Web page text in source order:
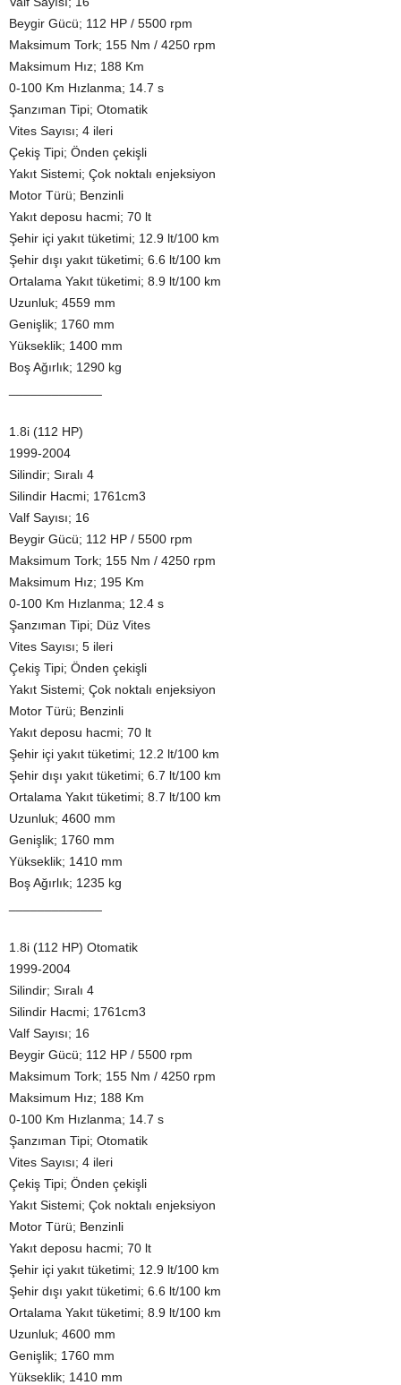
Beygir Gücü; 112 HP / 5500 rpm
Maksimum Tork; 155 Nm / 4250 rpm
Maksimum Hız; 188 Km
0-100 Km Hızlanma; 14.7 s
Şanzıman Tipi; Otomatik
Vites Sayısı; 4 ileri
Çekiş Tipi; Önden çekişli
Yakıt Sistemi; Çok noktalı enjeksiyon
Motor Türü; Benzinli
Yakıt deposu hacmi; 70 lt
Şehir içi yakıt tüketimi; 12.9 lt/100 km
Şehir dışı yakıt tüketimi; 6.6 lt/100 km
Ortalama Yakıt tüketimi; 8.9 lt/100 km
Uzunluk; 4559 mm
Genişlik; 1760 mm
Yükseklik; 1400 mm
Boş Ağırlık; 1290 kg
1.8i (112 HP)
1999-2004
Silindir; Sıralı 4
Silindir Hacmi; 1761cm3
Valf Sayısı; 16
Beygir Gücü; 112 HP / 5500 rpm
Maksimum Tork; 155 Nm / 4250 rpm
Maksimum Hız; 195 Km
0-100 Km Hızlanma; 12.4 s
Şanzıman Tipi; Düz Vites
Vites Sayısı; 5 ileri
Çekiş Tipi; Önden çekişli
Yakıt Sistemi; Çok noktalı enjeksiyon
Motor Türü; Benzinli
Yakıt deposu hacmi; 70 lt
Şehir içi yakıt tüketimi; 12.2 lt/100 km
Şehir dışı yakıt tüketimi; 6.7 lt/100 km
Ortalama Yakıt tüketimi; 8.7 lt/100 km
Uzunluk; 4600 mm
Genişlik; 1760 mm
Yükseklik; 1410 mm
Boş Ağırlık; 1235 kg
1.8i (112 HP) Otomatik
1999-2004
Silindir; Sıralı 4
Silindir Hacmi; 1761cm3
Valf Sayısı; 16
Beygir Gücü; 112 HP / 5500 rpm
Maksimum Tork; 155 Nm / 4250 rpm
Maksimum Hız; 188 Km
0-100 Km Hızlanma; 14.7 s
Şanzıman Tipi; Otomatik
Vites Sayısı; 4 ileri
Çekiş Tipi; Önden çekişli
Yakıt Sistemi; Çok noktalı enjeksiyon
Motor Türü; Benzinli
Yakıt deposu hacmi; 70 lt
Şehir içi yakıt tüketimi; 12.9 lt/100 km
Şehir dışı yakıt tüketimi; 6.6 lt/100 km
Ortalama Yakıt tüketimi; 8.9 lt/100 km
Uzunluk; 4600 mm
Genişlik; 1760 mm
Yükseklik; 1410 mm